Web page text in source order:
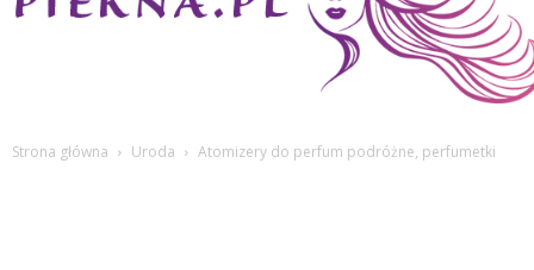
PracowniaPiekna.pl
Strona główna Uroda Atomizery do perfum podróżne, perfumetki